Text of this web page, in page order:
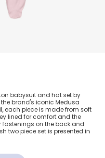
Medusa
babysuit and hat set by
brand's iconic Medusa
each piece is made from soft
lined for comfort and the
on the back and
two piece set is presented in